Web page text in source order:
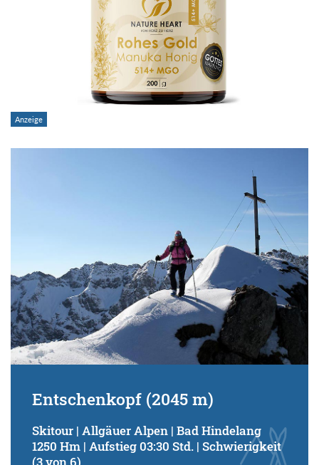
Entschenkopf (2045 m)
Skitour | Allgäuer Alpen | Bad Hindelang
1250 Hm | Aufstieg 03:30 Std. | Schwierigkeit
(3 von 6)